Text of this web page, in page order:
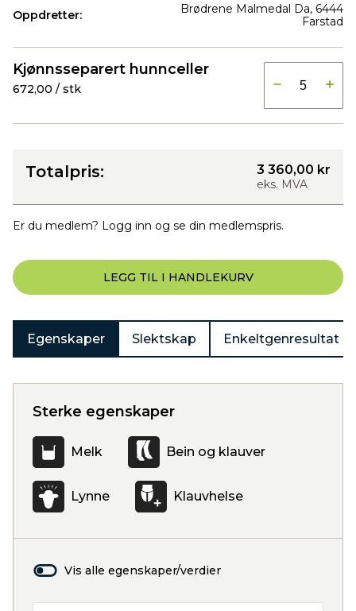
Oppdretter:
Brødrene Malmedal Da, 6444
Farstad
Kjønnsseparert hunnceller
672,00 / stk
Totalpris: 3 360,00 kr
eks. MVA
Er du medlem? Logg inn og se din medlemspris.
LEGG TIL I HANDLEKURV
Egenskaper Slektskap Enkeltgenresultat
Sterke egenskaper
Melk Bein og klauver
Lynne Klauvhelse
Vis alle egenskaper/verdier